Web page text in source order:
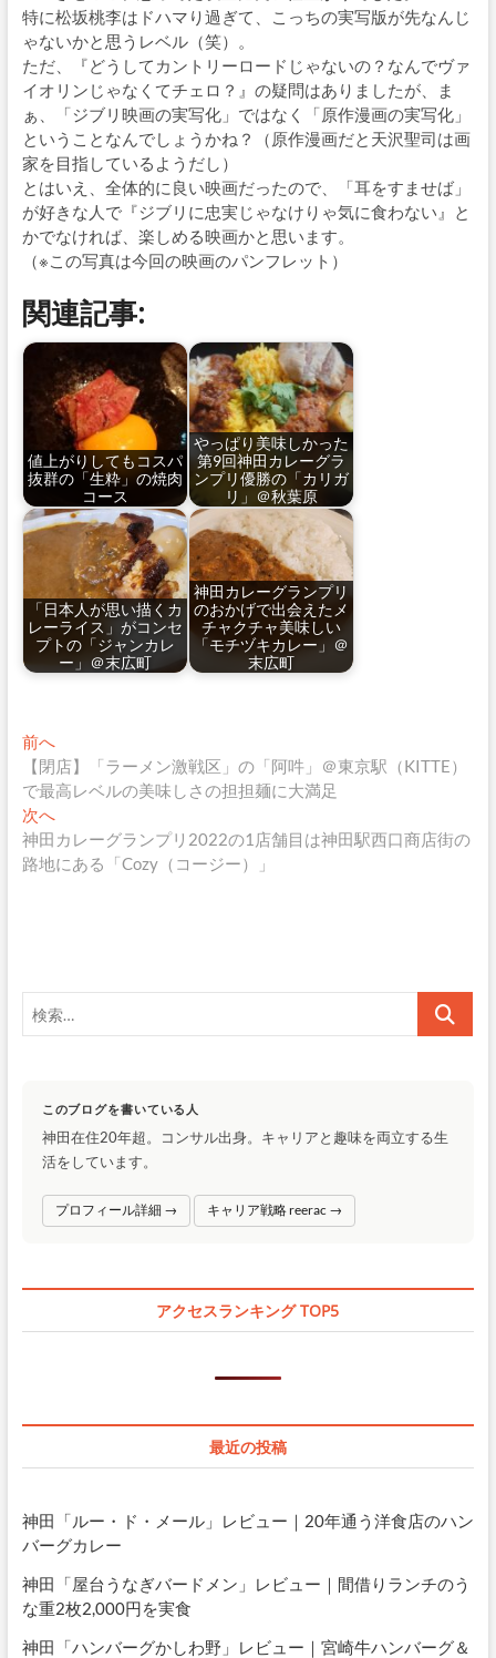
特に松坂桃李はドハマり過ぎて、こっちの実写版が先なんじ
ゃないかと思うレベル（笑）。
ただ、『どうしてカントリーロードじゃないの？なんでヴァ
イオリンじゃなくてチェロ？』の疑問はありましたが、ま
ぁ、「ジブリ映画の実写化」ではなく「原作漫画の実写化」
ということなんでしょうかね？（原作漫画だと天沢聖司は画
家を目指しているようだし）
とはいえ、全体的に良い映画だったので、「耳をすませば」
が好きな人で『ジブリに忠実じゃなけりゃ気に食わない』と
かでなければ、楽しめる映画かと思います。
（※この写真は今回の映画のパンフレット）
関連記事:
値上がりしてもコスパ
抜群の「生粋」の焼肉
コース
やっぱり美味しかった
第9回神田カレーグラ
ンプリ優勝の「カリガ
リ」＠秋葉原
「日本人が思い描くカ
レーライス」がコンセ
プトの「ジャンカレ
ー」＠末広町
神田カレーグランプリ
のおかげで出会えたメ
チャクチャ美味しい
「モチヅキカレー」＠
末広町
投
稿
ナ
ビ
ョ
ン
前へ過
去
の
投
稿:
【閉店】「ラーメン激戦区」の「阿吽」＠東京駅（KITTE）
で最高レベルの美味しさの担担麺に大満足
次へ次
の
投
神田カレーグランプリ2022の1店舗目は神田駅西口商店街の
路地にある「Cozy（コージー）」
このブログを書いている人
神田在住20年超。コンサル出身。キャリアと趣味を両立する生
活をしています。
プロフィール詳細 → キャリア戦略 reerac →
アクセスランキング TOP5
最近の投稿
神田「ルー・ド・メール」レビュー｜20年通う洋食店のハン
バーグカレー
神田「屋台うなぎバードメン」レビュー｜間借りランチのう
な重2枚2,000円を実食
神田「ハンバーグかしわ野」レビュー｜宮崎牛ハンバーグ＆